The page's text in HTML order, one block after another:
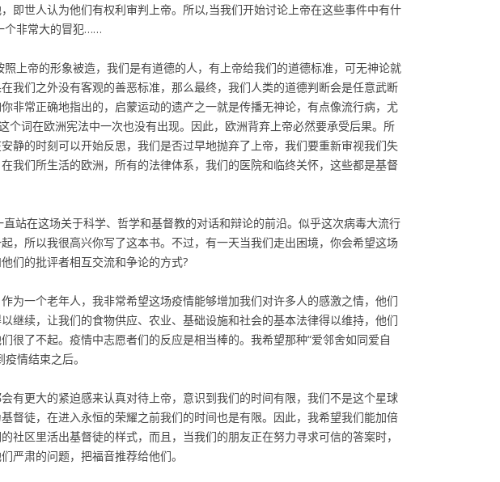
即世人认为他们有权利审判上帝。所以,当我们开始讨论上帝在这些事件中有什
个非常大的冒犯……
照上帝的形象被造，我们是有道德的人，有上帝给我们的道德标准，可无神论就
我们之外没有客观的善恶标准，那么最终，我们人类的道德判断会是任意武断
非常正确地指出的，启蒙运动的遗产之一就是传播无神论，有点像流行病，尤
个词在欧洲宪法中一次也没有出现。因此，欧洲背弃上帝必然要承受后果。所
静的时刻可以开始反思，我们是否过早地抛弃了上帝，我们要重新审视我们失
我们所生活的欧洲，所有的法律体系，我们的医院和临终关怀，这些都是基督
直站在这场关于科学、哲学和基督教的对话和辩论的前沿。似乎这次病毒大流行
，所以我很高兴你写了这本书。不过，有一天当我们走出困境，你会希望这场
们的批评者相互交流和争论的方式?
为一个老年人，我非常希望这场疫情能够增加我们对许多人的感激之情，他们
继续，让我们的食物供应、农业、基础设施和社会的基本法律得以维持，他们
很了不起。疫情中志愿者们的反应是相当棒的。我希望那种“爱邻舍如同爱自
情结束之后。
有更大的紧迫感来认真对待上帝，意识到我们的时间有限，我们不是这个星球
基督徒，在进入永恒的荣耀之前我们的时间也是有限。因此，我希望我们能加倍
社区里活出基督徒的样式，而且，当我们的朋友正在努力寻求可信的答案时，
严肃的问题，把福音推荐给他们。